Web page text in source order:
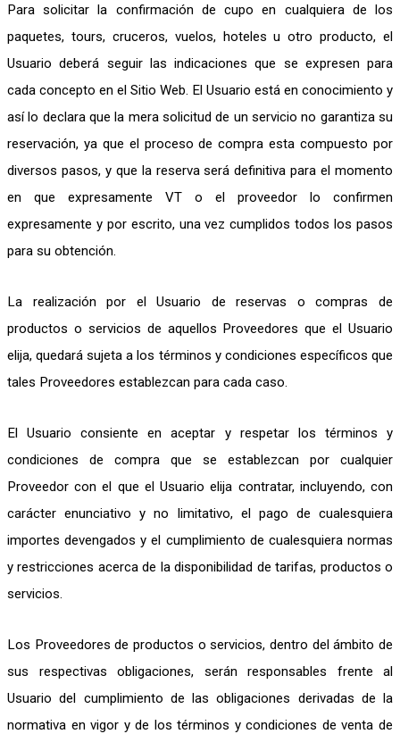
Para solicitar la confirmación de cupo en cualquiera de los
paquetes, tours, cruceros, vuelos, hoteles u otro producto, el
Usuario deberá seguir las indicaciones que se expresen para
cada concepto en el Sitio Web. El Usuario está en conocimiento y
así lo declara que la mera solicitud de un servicio no garantiza su
reservación, ya que el proceso de compra esta compuesto por
diversos pasos, y que la reserva será definitiva para el momento
en que expresamente VT o el proveedor lo confirmen
expresamente y por escrito, una vez cumplidos todos los pasos
para su obtención.
La realización por el Usuario de reservas o compras de
productos o servicios de aquellos Proveedores que el Usuario
elija, quedará sujeta a los términos y condiciones específicos que
tales Proveedores establezcan para cada caso.
El Usuario consiente en aceptar y respetar los términos y
condiciones de compra que se establezcan por cualquier
Proveedor con el que el Usuario elija contratar, incluyendo, con
carácter enunciativo y no limitativo, el pago de cualesquiera
importes devengados y el cumplimiento de cualesquiera normas
y restricciones acerca de la disponibilidad de tarifas, productos o
servicios.
Los Proveedores de productos o servicios, dentro del ámbito de
sus respectivas obligaciones, serán responsables frente al
Usuario del cumplimiento de las obligaciones derivadas de la
normativa en vigor y de los términos y condiciones de venta de